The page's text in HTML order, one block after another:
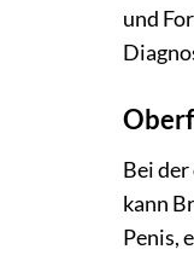
und
Bei
kann
Penis,